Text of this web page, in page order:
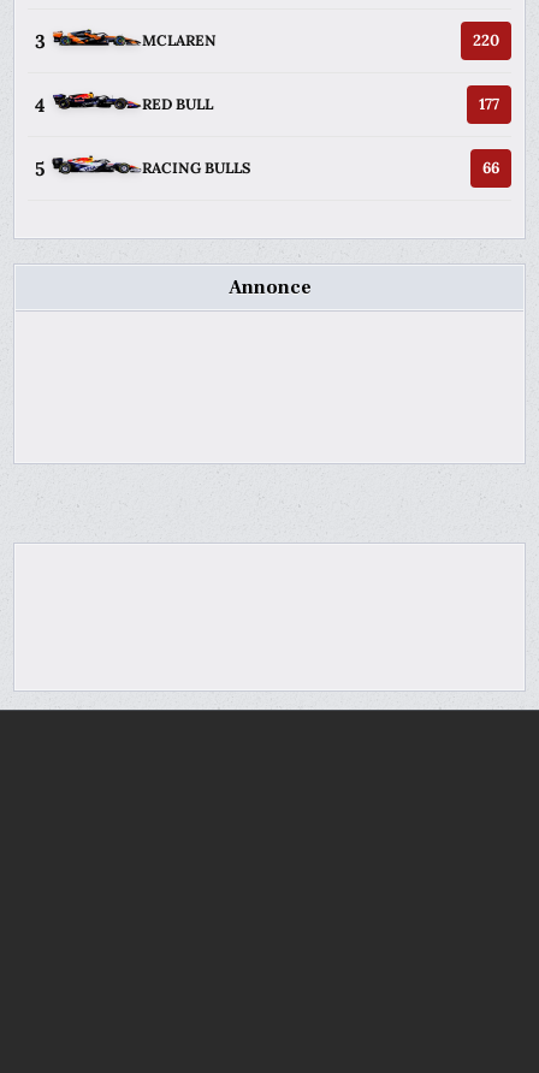
3 MCLAREN 220
4 RED BULL 177
5 RACING BULLS 66
Annonce